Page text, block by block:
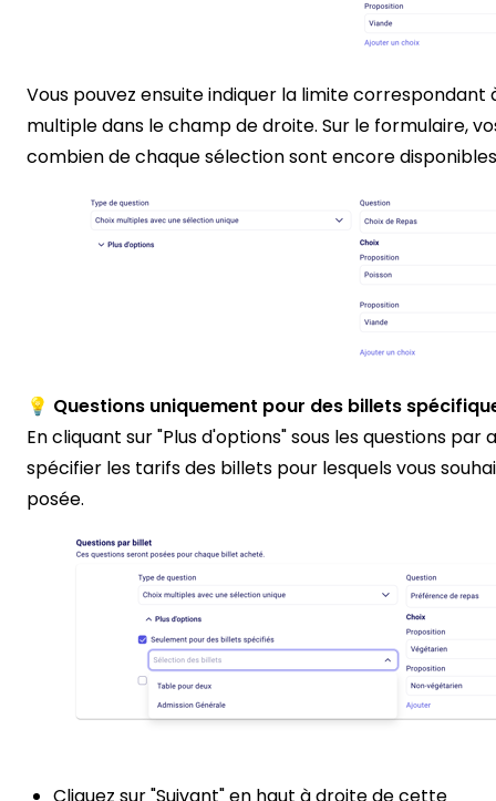
Vous pouvez ensuite indiquer la limite correspondant
multiple dans le champ de droite. Sur le formulaire,
combien de chaque sélection sont encore
💡 Questions uniquement pour des billets
En cliquant sur "Plus d'options" sous les questions
spécifier les tarifs des billets pour lesquels vous
posée.
Cliquez sur "Suivant" en haut à droite de cette